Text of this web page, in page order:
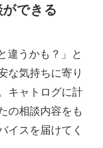
できる
違うかも？」と
な気持ちに寄り
キャトログに計
の相談内容をも
イスを届けてく